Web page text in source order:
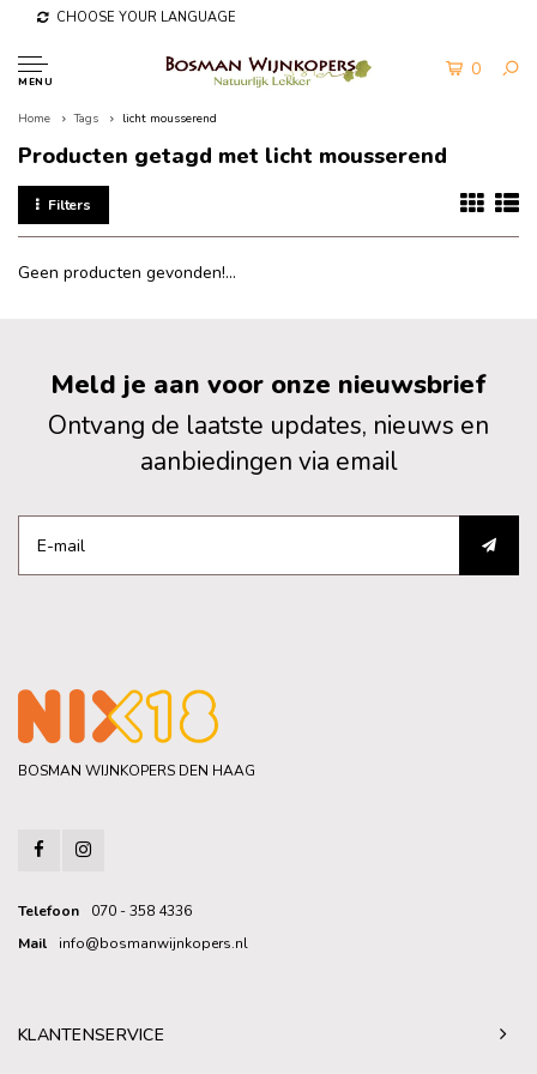
CHOOSE YOUR LANGUAGE
MENU
0
Home Tags licht mousserend
Producten getagd met licht mousserend
Filters
Geen producten gevonden!...
Meld je aan voor onze nieuwsbrief
Ontvang de laatste updates, nieuws en
aanbiedingen via email
BOSMAN WIJNKOPERS DEN HAAG
Telefoon
070 - 358 4336
Mail
info@bosmanwijnkopers.nl
KLANTENSERVICE